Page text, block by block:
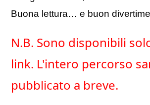
Buona lettura… e buon
N.B. Sono disponibili
link. L'intero percorso
pubblicato a breve.